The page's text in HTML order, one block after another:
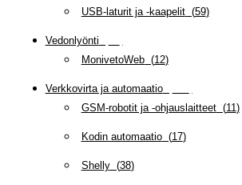
USB-laturit ja -kaapelit(59)
Vedonlyönti
MonivetoWeb(12)
Verkkovirta ja automaatio(
GSM-robotit ja -ohjauslaitteet(11 )
Kodin automaatio(17)
Shelly(38)